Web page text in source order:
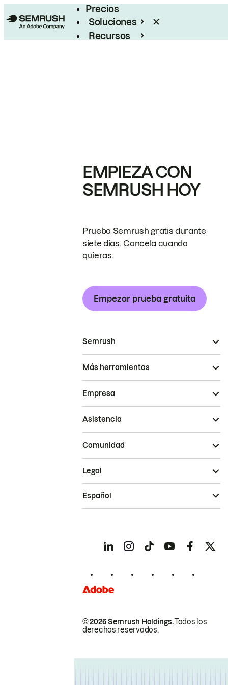
Precios
Soluciones
Recursos
EMPIEZA CON
SEMRUSH HOY
Prueba Semrush gratis durante
siete días. Cancela cuando
quieras.
Empezar prueba gratuita
Semrush
Más herramientas
Empresa
Asistencia
Comunidad
© 2026 Semrush Holdings.Todos los
derechos reservados.
Legal
Español